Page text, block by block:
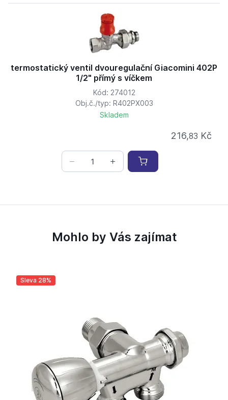
termostatický ventil dvouregulační Giacomini 402P
1/2" přímý s víčkem
Kód: 274012
Obj.č./typ: R402PX003
Skladem
216,83 Kč
Mohlo by Vás zajímat
Sleva 28%